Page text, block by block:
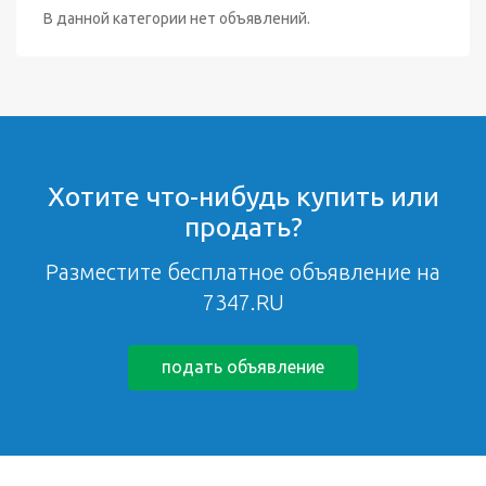
В данной категории нет объявлений.
Хотите что-нибудь купить или
продать?
Разместите бесплатное объявление на
7347.RU
подать объявление